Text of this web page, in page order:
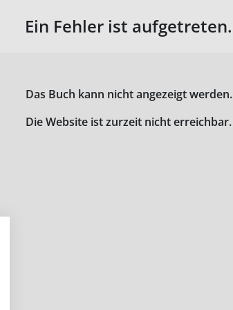
Ein Fehler ist aufgetreten.
Das Buch kann nicht angezeigt werden.
Die Website ist zurzeit nicht erreichbar.